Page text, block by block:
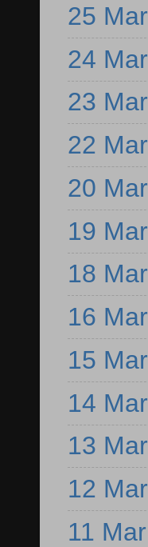
25 Mar
24 Mar
23 Mar
22 Mar
20 Mar
19 Mar
18 Mar
16 Mar
15 Mar
14 Mar
13 Mar
12 Mar
11 Mar